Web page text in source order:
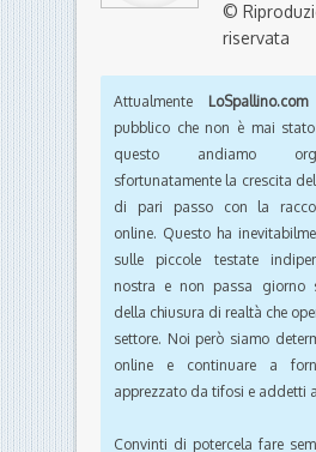
©
riservata
Attualmente LoSpallino.com
pubblico che non è mai
questo andiamo
sfortunatamente la crescita
di pari passo con la
online. Questo ha
sulle piccole testate
nostra e non passa giorno
della chiusura di realtà che
settore. Noi però siamo
online e continuare a
apprezzato da tifosi e addetti
Convinti di potercela fare